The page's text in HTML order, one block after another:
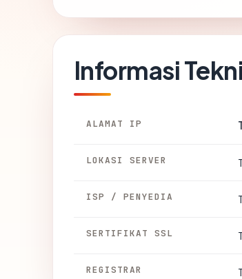
Informasi
ALAMAT IP
LOKASI SERVER
ISP / PENYEDIA
SERTIFIKAT SSL
REGISTRAR